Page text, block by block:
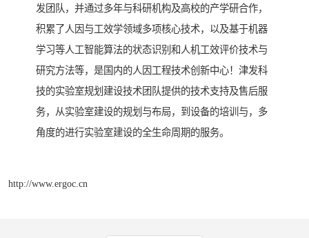
发团队，并通过多年与科研机构及高校的产学研合作，
积累了人因与工效学领域多项核心技术，以及基于机器
学习等人工智能算法的状态识别和人机工效评价技术与
研究方法等，是国内的人因工程技术创新中心！津发科
技的实验室规划建设技术团队提供的技术支持及售后服
务，从实验室建设的规划与布局，到设备的培训与，多
角度的进行实验室建设的全生命周期的服务。
http://www.ergoc.cn